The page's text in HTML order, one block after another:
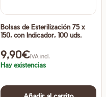
Bolsas de Esterilización 75 x
150, con Indicador, 100 uds.
9,90€IVA incl.
Hay existencias